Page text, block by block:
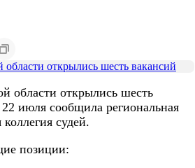
области открылись шесть
июля сообщила региональная
судей.
позиции: